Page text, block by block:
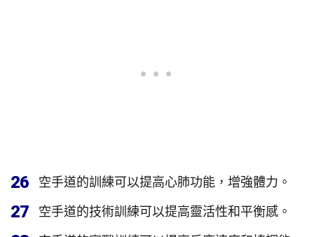
26 空手道的訓練可以提高心肺功能，增強體力。
27 空手道的技術訓練可以提高靈活性和平衡感。